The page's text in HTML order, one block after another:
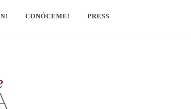
CONÓCEME! PRESS